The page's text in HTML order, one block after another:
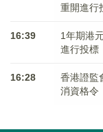
重開進行
16:39
1年期港
進行投標
16:28
香港證監
消資格令